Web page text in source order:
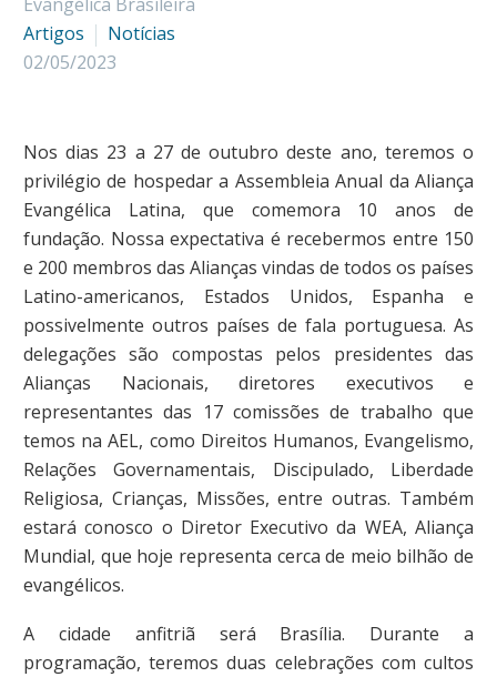
Artigos
Notícias
02/05/2023
Nos dias 23 a 27 de outubro deste ano, teremos o
privilégio de hospedar a Assembleia Anual da Aliança
Evangélica Latina, que comemora 10 anos de
fundação. Nossa expectativa é recebermos entre 150
e 200 membros das Alianças vindas de todos os países
Latino-americanos, Estados Unidos, Espanha e
possivelmente outros países de fala portuguesa. As
delegações são compostas pelos presidentes das
Alianças Nacionais, diretores executivos e
representantes das 17 comissões de trabalho que
temos na AEL, como Direitos Humanos, Evangelismo,
Relações Governamentais, Discipulado, Liberdade
Religiosa, Crianças, Missões, entre outras. Também
estará conosco o Diretor Executivo da WEA, Aliança
Mundial, que hoje representa cerca de meio bilhão de
evangélicos.
A cidade anfitriã será Brasília. Durante a
programação, teremos duas celebrações com cultos